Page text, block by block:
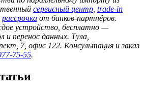
сервисный центр trade-in
рассрочка от банков-партнёров.
устройство, бесплатно —
и перенос данных. Тула,
7, офис 122. Консультация и заказ
75-55.